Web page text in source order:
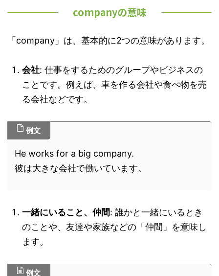
companyの意味
「company」は、基本的に2つの意味があります。
会社: 仕事をするためのグループやビジネスの
ことです。例えば、車を作る会社や食べ物を売
る会社などです。
例文
He works for a big company.
彼は大きな会社で働いています。
一緒にいること、仲間: 誰かと一緒にいるとき
のことや、友達や家族などの「仲間」を意味し
ます。
例文